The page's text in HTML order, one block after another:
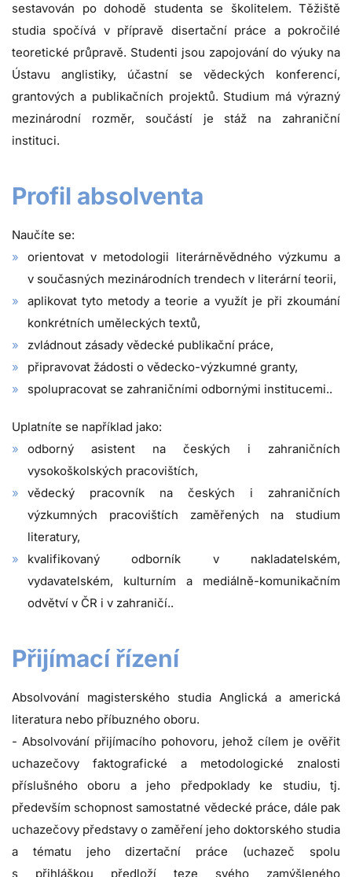
sestavován po dohodě studenta se školitelem. Těžiště
studia spočívá v přípravě disertační práce a pokročilé
teoretické průpravě. Studenti jsou zapojování do výuky na
Ústavu anglistiky, účastní se vědeckých konferencí,
grantových a publikačních projektů. Studium má výrazný
mezinárodní rozměr, součástí je stáž na zahraniční
instituci.
Profil absolventa
Naučíte se:
orientovat v metodologii literárněvědného výzkumu a
v současných mezinárodních trendech v literární teorii,
aplikovat tyto metody a teorie a využít je při zkoumání
konkrétních uměleckých textů,
zvládnout zásady vědecké publikační práce,
připravovat žádosti o vědecko-výzkumné granty,
spolupracovat se zahraničními odbornými institucemi..
Uplatníte se například jako:
odborný asistent na českých i zahraničních
vysokoškolských pracovištích,
vědecký pracovník na českých i zahraničních
výzkumných pracovištích zaměřených na studium
literatury,
kvalifikovaný odborník v nakladatelském,
vydavatelském, kulturním a mediálně-komunikačním
odvětví v ČR i v zahraničí..
Přijímací řízení
Absolvování magisterského studia Anglická a americká
literatura nebo příbuzného oboru.
- Absolvování přijímacího pohovoru, jehož cílem je ověřit
uchazečovy faktografické a metodologické znalosti
příslušného oboru a jeho předpoklady ke studiu, tj.
především schopnost samostatné vědecké práce, dále pak
uchazečovy představy o zaměření jeho doktorského studia
a tématu jeho dizertační práce (uchazeč spolu
s přihláškou předloží teze svého zamýšleného